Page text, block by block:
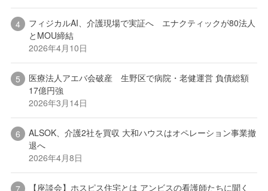
フィジカルAI、介護現場で実証へ エナクティックが80法人
とMOU締結
2026年4月10日
医療法人アエバ会破産 生野区で病院・老健運営 負債総額
17億円強
2026年3月14日
ALSOK、介護2社を買収 大和ハウスはオペレーション事業撤
退へ
2026年4月8日
【座談会】ホスピス住宅とは アンビスの看護師たちに聞く